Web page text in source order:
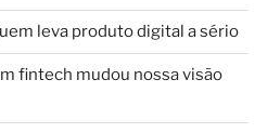
leva produto digital a sério
fintech mudou nossa visão